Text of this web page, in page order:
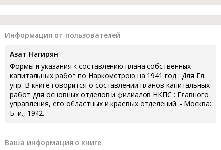
Информация от пользователей
Азат Нагирян
Формы и указания к составлению плана собственных
капитальных работ по Наркомстрою на 1941 год : Для Гл.
упр. В книге говорится о составлении планов капитальных
работ для основных отделов и филиалов НКПС : Главного
управления, его областных и краевых отделений. - Москва:
Б. и., 1942.
Ваша информация о книге